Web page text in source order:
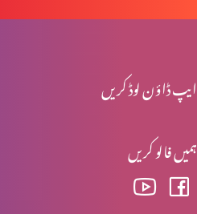
ایپ ڈاؤن لوڈ کریں
ہمیں فالو کریں